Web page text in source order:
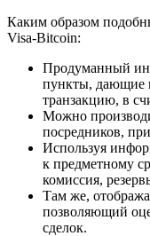
Каким образом
Visa-Bitcoin:
Продуманный
пункты, дающие
транзакцию, в
Можно
посредников,
Используя
к предметному
комиссия,
Там же,
позволяющий
сделок.